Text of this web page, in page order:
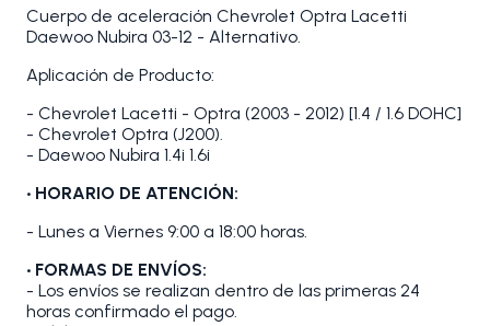
Cuerpo de aceleración Chevrolet Optra Lacetti
Daewoo Nubira 03-12 - Alternativo.
Aplicación de Producto:
- Chevrolet Lacetti - Optra (2003 - 2012) [1.4 / 1.6 DOHC]
- Chevrolet Optra (J200).
- Daewoo Nubira 1.4i 1.6i
• HORARIO DE ATENCIÓN:
- Lunes a Viernes 9:00 a 18:00 horas.
• FORMAS DE ENVÍOS:
- Los envíos se realizan dentro de las primeras 24
horas confirmado el pago.